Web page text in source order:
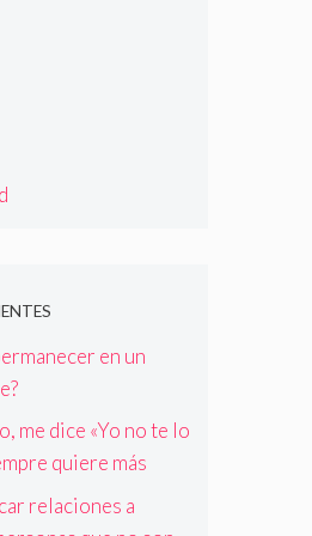
en un
me dice «Yo no te lo
quiere más
relaciones a